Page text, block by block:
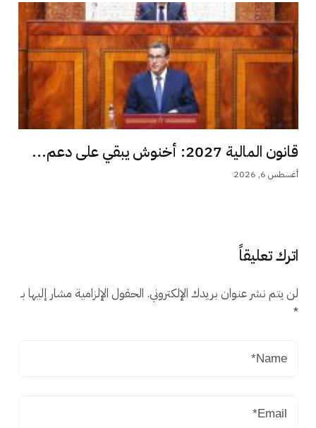
قانون المالية 2027: أخنوش يبقي على دعم...
أغسطس 6, 2026
اترك تعليقاً
لن يتم نشر عنوان بريدك الإلكتروني. الحقول الإلزامية مشار إليها بـ
*